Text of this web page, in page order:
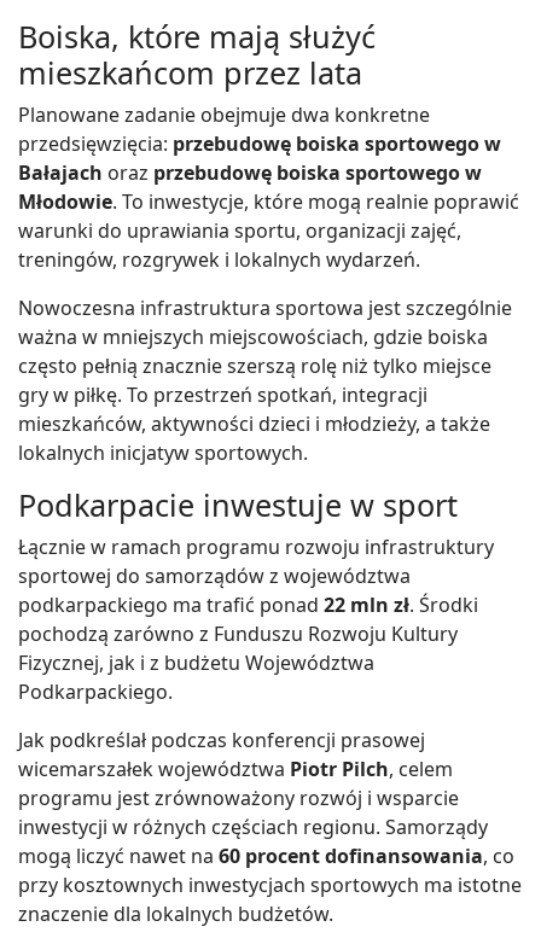
Boiska, które mają służyć
mieszkańcom przez lata
Planowane zadanie obejmuje dwa konkretne
przedsięwzięcia: przebudowę boiska sportowego w
Bałajach oraz przebudowę boiska sportowego w
Młodowie. To inwestycje, które mogą realnie poprawić
warunki do uprawiania sportu, organizacji zajęć,
treningów, rozgrywek i lokalnych wydarzeń.
Nowoczesna infrastruktura sportowa jest szczególnie
ważna w mniejszych miejscowościach, gdzie boiska
często pełnią znacznie szerszą rolę niż tylko miejsce
gry w piłkę. To przestrzeń spotkań, integracji
mieszkańców, aktywności dzieci i młodzieży, a także
lokalnych inicjatyw sportowych.
Podkarpacie inwestuje w sport
Łącznie w ramach programu rozwoju infrastruktury
sportowej do samorządów z województwa
podkarpackiego ma trafić ponad 22 mln zł. Środki
pochodzą zarówno z Funduszu Rozwoju Kultury
Fizycznej, jak i z budżetu Województwa
Podkarpackiego.
Jak podkreślał podczas konferencji prasowej
wicemarszałek województwa Piotr Pilch, celem
programu jest zrównoważony rozwój i wsparcie
inwestycji w różnych częściach regionu. Samorządy
mogą liczyć nawet na 60 procent dofinansowania, co
przy kosztownych inwestycjach sportowych ma istotne
znaczenie dla lokalnych budżetów.